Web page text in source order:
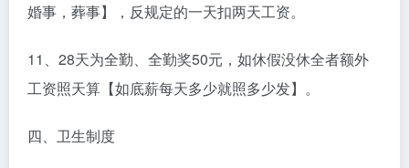
婚事，葬事】，反规定的一天扣两天工资。
11、28天为全勤、全勤奖50元，如休假没休全者额外
工资照天算【如底薪每天多少就照多少发】。
四、卫生制度